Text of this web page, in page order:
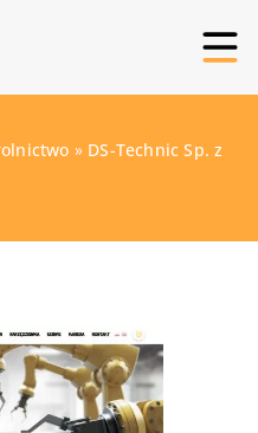
» DS-Technic Sp. z